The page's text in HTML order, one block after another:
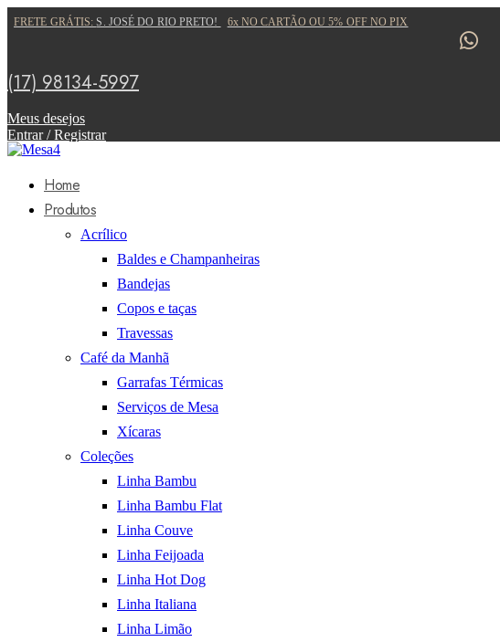
FRETE GRÁTIS:S. JOSÉ DO RIO PRETO! 6x NO CARTÃO OU 5% OFF NO PIX
(17) 98134-5997
Meus desejos
Entrar / Registrar
Home
Produtos
Acrílico
Baldes e Champanheiras
Bandejas
Copos e taças
Travessas
Café da Manhã
Garrafas Térmicas
Serviços de Mesa
Xícaras
Coleções
Linha Bambu
Linha Bambu Flat
Linha Couve
Linha Feijoada
Linha Hot Dog
Linha Italiana
Linha Limão